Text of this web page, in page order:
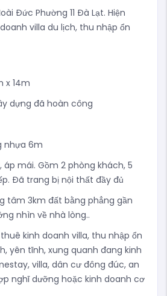
Đức Phường 11 Đà Lạt. Hiện
villa du lịch, thu nhập ổn
x 14m
dựng đã hoàn công
nhựa 6m
áp mái. Gồm 2 phòng khách, 5
Đã trang bị nội thất đầy đủ
tâm 3km đất bằng phẳng gần
nhìn về nhà lòng..
kinh doanh villa, thu nhập ổn
yên tĩnh, xung quanh đang kinh
villa, dân cư đông đúc, an
nghĩ dưỡng hoặc kinh doanh cơ